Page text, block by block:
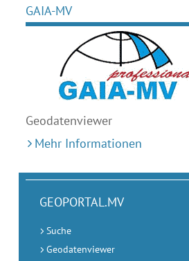
GAIA-MV
Geodatenviewer
Mehr Informationen
GEOPORTAL.MV
Suche
Geodatenviewer